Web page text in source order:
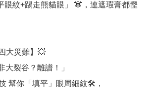
眼紋+踢走熊貓眼」 🐼，連遮瑕膏都慳
大災難】💥
大裂谷？離譜！」
幫你「填平」眼周細紋🛠️，